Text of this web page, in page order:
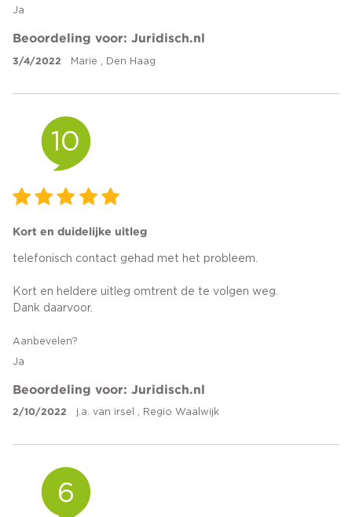
Ja
Beoordeling voor: Juridisch.nl
3/4/2022 Marie , Den Haag
10
Kort en duidelijke uitleg
telefonisch contact gehad met het probleem.
Kort en heldere uitleg omtrent de te volgen weg.
Dank daarvoor.
Aanbevelen?
Ja
Beoordeling voor: Juridisch.nl
2/10/2022 j.a. van irsel , Regio Waalwijk
6